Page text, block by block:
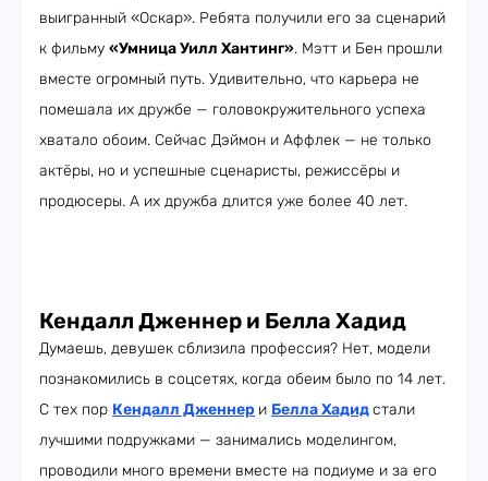
выигранный «Оскар». Ребята получили его за сценарий
к фильму «Умница Уилл Хантинг». Мэтт и Бен прошли
вместе огромный путь. Удивительно, что карьера не
помешала их дружбе — головокружительного успеха
хватало обоим. Сейчас Дэймон и Аффлек — не только
актёры, но и успешные сценаристы, режиссёры и
продюсеры. А их дружба длится уже более 40 лет.
Кендалл Дженнер и Белла Хадид
Думаешь, девушек сблизила профессия? Нет, модели
познакомились в соцсетях, когда обеим было по 14 лет.
С тех пор Кендалл Дженнер и Белла Хадидстали
лучшими подружками — занимались моделингом,
проводили много времени вместе на подиуме и за его